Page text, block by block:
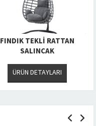
FINDIK TEKLİ RATTAN
SALINCAK
ÜRÜN DETAYLARI